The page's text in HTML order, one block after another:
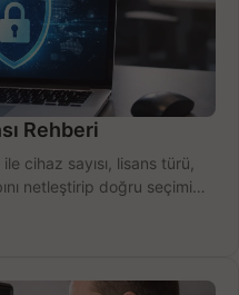
Rehberi
cihaz sayısı, lisans türü,
netleştirip doğru seçimi